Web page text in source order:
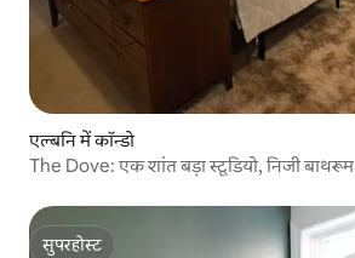
एल्बनि में कॉन्डो
The Dove: एक शांत बड़ा स्टूडियो, निजी बाथरूम
सुपरहोस्ट